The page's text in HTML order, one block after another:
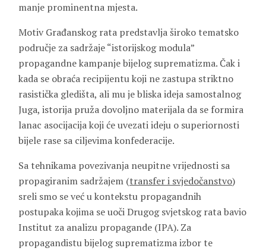
manje prominentna mjesta.
Motiv Građanskog rata predstavlja široko tematsko
područje za sadržaje “istorijskog modula”
propagandne kampanje bijelog suprematizma. Čak i
kada se obraća recipijentu koji ne zastupa striktno
rasistička gledišta, ali mu je bliska ideja samostalnog
Juga, istorija pruža dovoljno materijala da se formira
lanac asocijacija koji će uvezati ideju o superiornosti
bijele rase sa ciljevima konfederacije.
Sa tehnikama povezivanja neupitne vrijednosti sa
propagiranim sadržajem (transfer i svjedočanstvo)
sreli smo se već u kontekstu propagandnih
postupaka kojima se uoči Drugog svjetskog rata bavio
Institut za analizu propagande (IPA). Za
propagandistu bijelog suprematizma izbor te